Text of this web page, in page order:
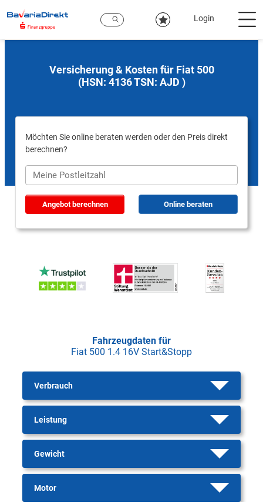
Hauptinhalt
Login
Versicherung & Kosten für Fiat 500
(HSN: 4136 TSN: AJD )
Möchten Sie online beraten werden oder den Preis direkt
berechnen?
Angebot berechnen Online beraten
Fahrzeugdaten für
Fiat 500 1.4 16V Start&Stopp
Verbrauch
Leistung
Gewicht
Motor